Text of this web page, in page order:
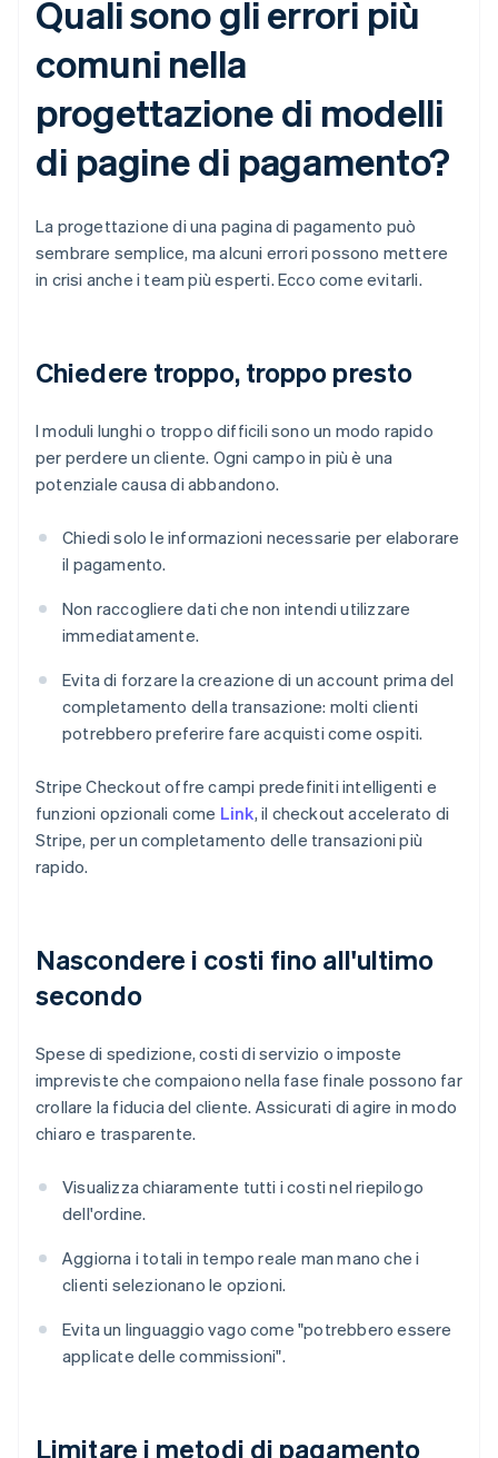
Quali sono gli errori più
comuni nella
progettazione di modelli
di pagine di pagamento?
La progettazione di una pagina di pagamento può
sembrare semplice, ma alcuni errori possono mettere
in crisi anche i team più esperti. Ecco come evitarli.
Chiedere troppo, troppo presto
I moduli lunghi o troppo difficili sono un modo rapido
per perdere un cliente. Ogni campo in più è una
potenziale causa di abbandono.
Chiedi solo le informazioni necessarie per elaborare
il pagamento.
Non raccogliere dati che non intendi utilizzare
immediatamente.
Evita di forzare la creazione di un account prima del
completamento della transazione: molti clienti
potrebbero preferire fare acquisti come ospiti.
Stripe Checkout offre campi predefiniti intelligenti e
funzioni opzionali come Link, il checkout accelerato di
Stripe, per un completamento delle transazioni più
rapido.
Nascondere i costi fino all'ultimo
secondo
Spese di spedizione, costi di servizio o imposte
impreviste che compaiono nella fase finale possono far
crollare la fiducia del cliente. Assicurati di agire in modo
chiaro e trasparente.
Visualizza chiaramente tutti i costi nel riepilogo
dell'ordine.
Aggiorna i totali in tempo reale man mano che i
clienti selezionano le opzioni.
Evita un linguaggio vago come "potrebbero essere
applicate delle commissioni".
Limitare i metodi di pagamento